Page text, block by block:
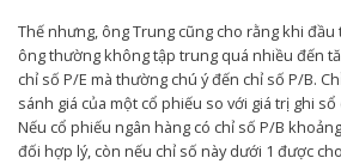
Thế nhưng, ông Trung cũng cho rằng khi
ông thường không tập trung quá nhiều đến
chỉ số P/E mà thường chú ý đến chỉ số P/B.
sánh giá của một cổ phiếu so với giá trị ghi
Nếu cổ phiếu ngân hàng có chỉ số P/B
đối hợp lý, còn nếu chỉ số này dưới 1 được